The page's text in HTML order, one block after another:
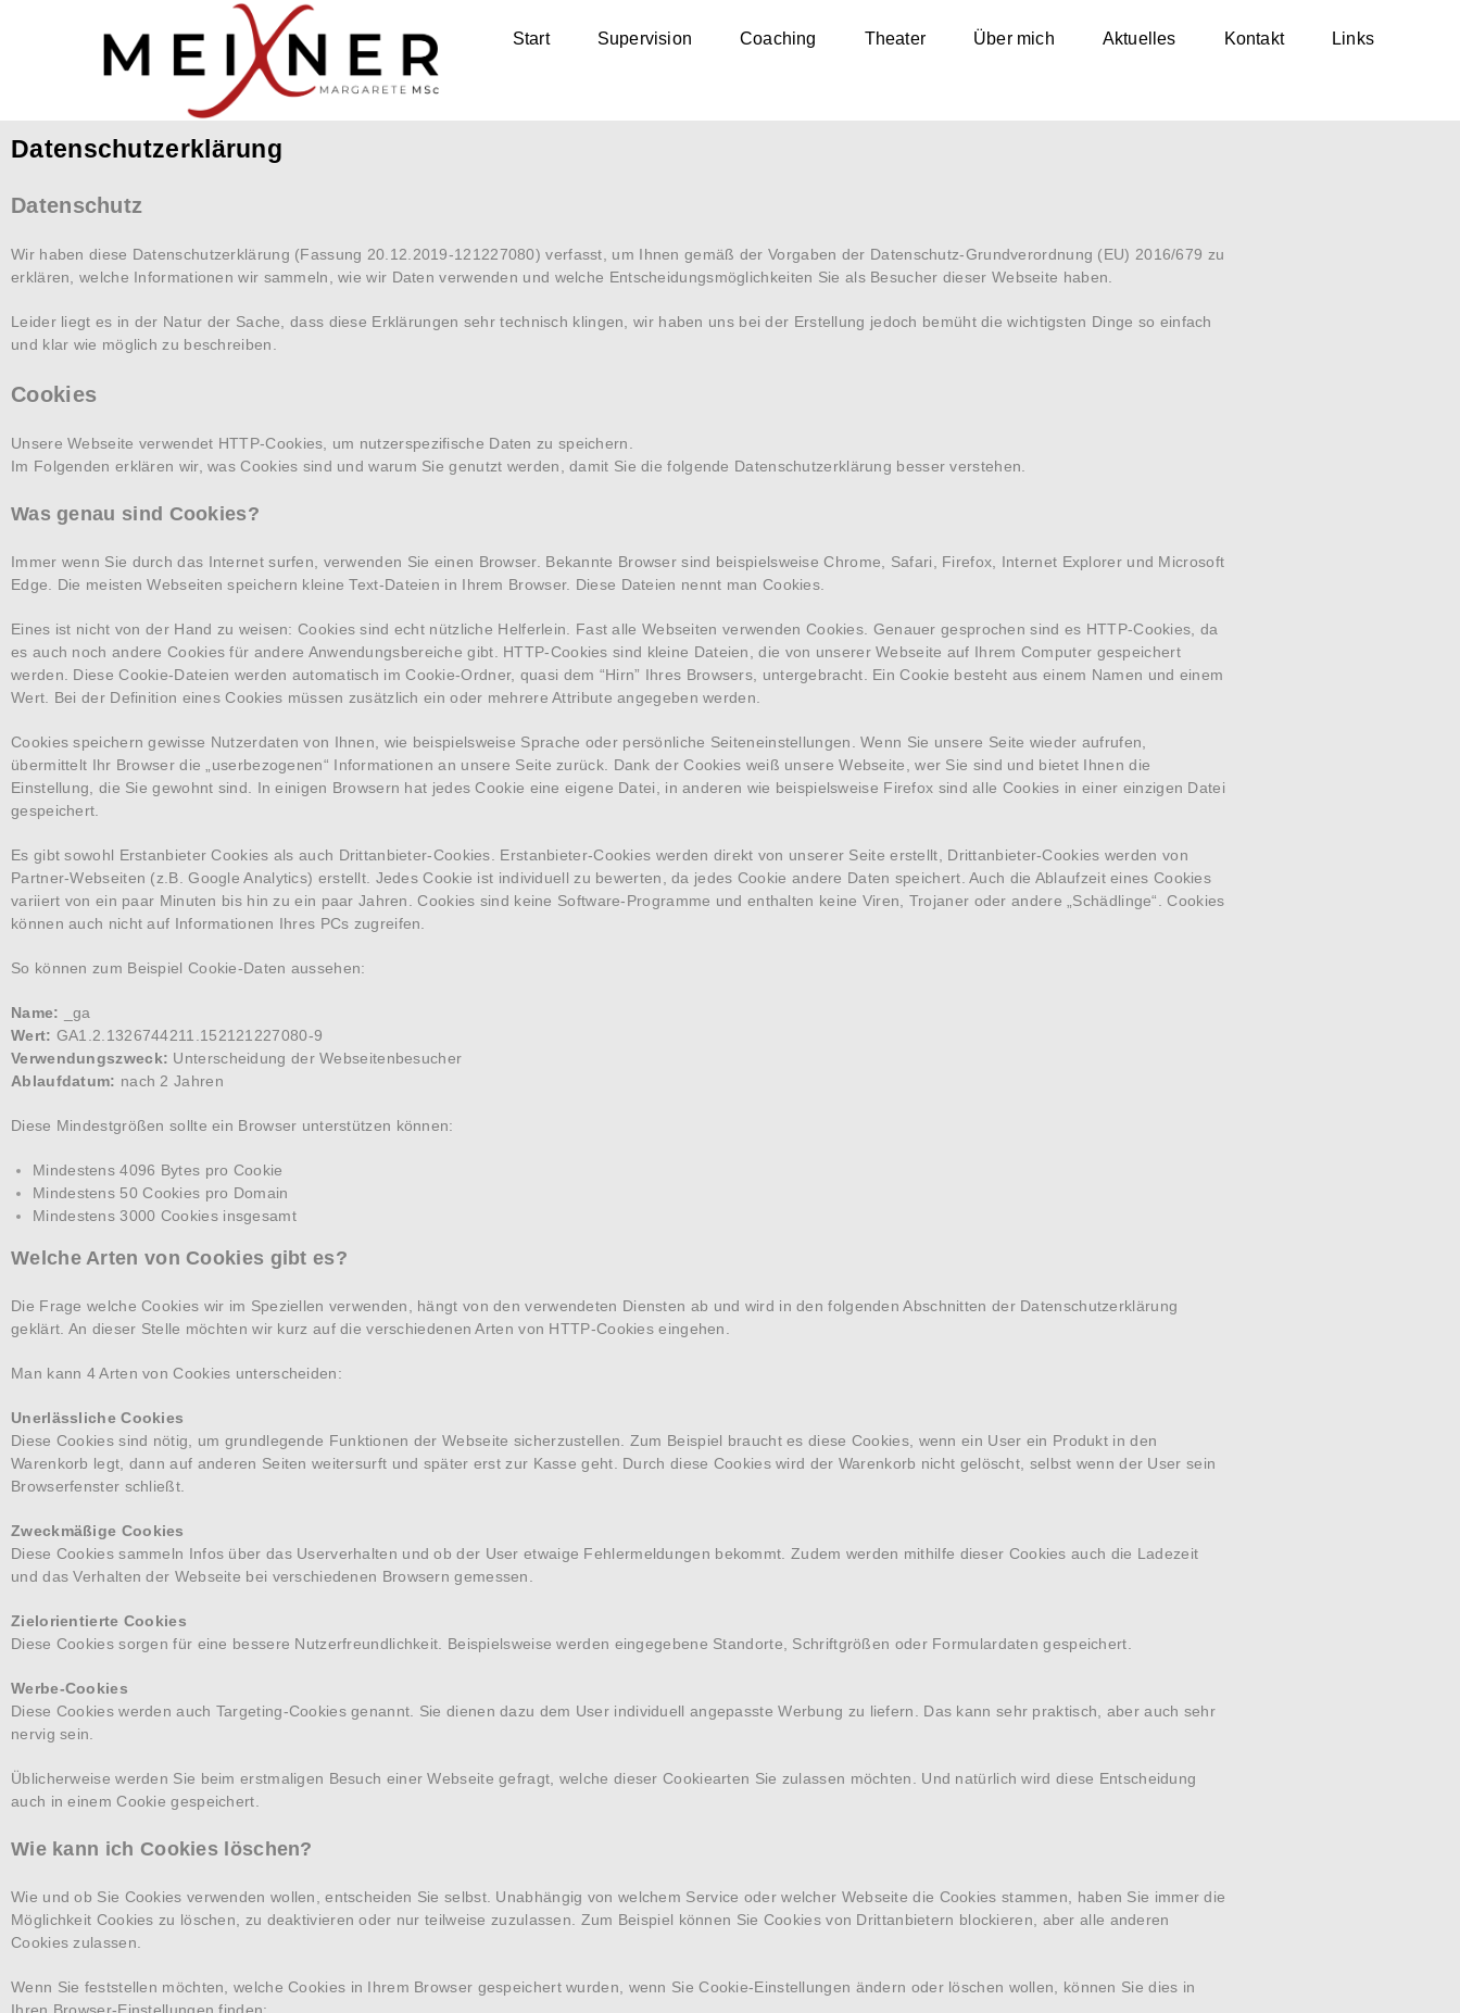
Start Supervision Coaching Theater Über mich Aktuelles Kontakt Links
Datenschutzerklärung
Datenschutz
Wir haben diese Datenschutzerklärung (Fassung 20.12.2019-121227080) verfasst, um Ihnen gemäß der Vorgaben der Datenschutz-Grundverordnung (EU) 2016/679 zu
erklären, welche Informationen wir sammeln, wie wir Daten verwenden und welche Entscheidungsmöglichkeiten Sie als Besucher dieser Webseite haben.
Leider liegt es in der Natur der Sache, dass diese Erklärungen sehr technisch klingen, wir haben uns bei der Erstellung jedoch bemüht die wichtigsten Dinge so einfach
und klar wie möglich zu beschreiben.
Cookies
Unsere Webseite verwendet HTTP-Cookies, um nutzerspezifische Daten zu speichern.
Im Folgenden erklären wir, was Cookies sind und warum Sie genutzt werden, damit Sie die folgende Datenschutzerklärung besser verstehen.
Was genau sind Cookies?
Immer wenn Sie durch das Internet surfen, verwenden Sie einen Browser. Bekannte Browser sind beispielsweise Chrome, Safari, Firefox, Internet Explorer und Microsoft
Edge. Die meisten Webseiten speichern kleine Text-Dateien in Ihrem Browser. Diese Dateien nennt man Cookies.
Eines ist nicht von der Hand zu weisen: Cookies sind echt nützliche Helferlein. Fast alle Webseiten verwenden Cookies. Genauer gesprochen sind es HTTP-Cookies, da
es auch noch andere Cookies für andere Anwendungsbereiche gibt. HTTP-Cookies sind kleine Dateien, die von unserer Webseite auf Ihrem Computer gespeichert
werden. Diese Cookie-Dateien werden automatisch im Cookie-Ordner, quasi dem “Hirn” Ihres Browsers, untergebracht. Ein Cookie besteht aus einem Namen und einem
Wert. Bei der Definition eines Cookies müssen zusätzlich ein oder mehrere Attribute angegeben werden.
Cookies speichern gewisse Nutzerdaten von Ihnen, wie beispielsweise Sprache oder persönliche Seiteneinstellungen. Wenn Sie unsere Seite wieder aufrufen,
übermittelt Ihr Browser die „userbezogenen“ Informationen an unsere Seite zurück. Dank der Cookies weiß unsere Webseite, wer Sie sind und bietet Ihnen die
Einstellung, die Sie gewohnt sind. In einigen Browsern hat jedes Cookie eine eigene Datei, in anderen wie beispielsweise Firefox sind alle Cookies in einer einzigen Datei
gespeichert.
Es gibt sowohl Erstanbieter Cookies als auch Drittanbieter-Cookies. Erstanbieter-Cookies werden direkt von unserer Seite erstellt, Drittanbieter-Cookies werden von
Partner-Webseiten (z.B. Google Analytics) erstellt. Jedes Cookie ist individuell zu bewerten, da jedes Cookie andere Daten speichert. Auch die Ablaufzeit eines Cookies
variiert von ein paar Minuten bis hin zu ein paar Jahren. Cookies sind keine Software-Programme und enthalten keine Viren, Trojaner oder andere „Schädlinge“. Cookies
können auch nicht auf Informationen Ihres PCs zugreifen.
So können zum Beispiel Cookie-Daten aussehen:
Name: _ga
Wert: GA1.2.1326744211.152121227080-9
Verwendungszweck: Unterscheidung der Webseitenbesucher
Ablaufdatum: nach 2 Jahren
Diese Mindestgrößen sollte ein Browser unterstützen können:
Mindestens 4096 Bytes pro Cookie
Mindestens 50 Cookies pro Domain
Mindestens 3000 Cookies insgesamt
Welche Arten von Cookies gibt es?
Die Frage welche Cookies wir im Speziellen verwenden, hängt von den verwendeten Diensten ab und wird in den folgenden Abschnitten der Datenschutzerklärung
geklärt. An dieser Stelle möchten wir kurz auf die verschiedenen Arten von HTTP-Cookies eingehen.
Man kann 4 Arten von Cookies unterscheiden:
Unerlässliche Cookies
Diese Cookies sind nötig, um grundlegende Funktionen der Webseite sicherzustellen. Zum Beispiel braucht es diese Cookies, wenn ein User ein Produkt in den
Warenkorb legt, dann auf anderen Seiten weitersurft und später erst zur Kasse geht. Durch diese Cookies wird der Warenkorb nicht gelöscht, selbst wenn der User sein
Browserfenster schließt.
Zweckmäßige Cookies
Diese Cookies sammeln Infos über das Userverhalten und ob der User etwaige Fehlermeldungen bekommt. Zudem werden mithilfe dieser Cookies auch die Ladezeit
und das Verhalten der Webseite bei verschiedenen Browsern gemessen.
Zielorientierte Cookies
Diese Cookies sorgen für eine bessere Nutzerfreundlichkeit. Beispielsweise werden eingegebene Standorte, Schriftgrößen oder Formulardaten gespeichert.
Werbe-Cookies
Diese Cookies werden auch Targeting-Cookies genannt. Sie dienen dazu dem User individuell angepasste Werbung zu liefern. Das kann sehr praktisch, aber auch sehr
nervig sein.
Üblicherweise werden Sie beim erstmaligen Besuch einer Webseite gefragt, welche dieser Cookiearten Sie zulassen möchten. Und natürlich wird diese Entscheidung
auch in einem Cookie gespeichert.
Wie kann ich Cookies löschen?
Wie und ob Sie Cookies verwenden wollen, entscheiden Sie selbst. Unabhängig von welchem Service oder welcher Webseite die Cookies stammen, haben Sie immer die
Möglichkeit Cookies zu löschen, zu deaktivieren oder nur teilweise zuzulassen. Zum Beispiel können Sie Cookies von Drittanbietern blockieren, aber alle anderen
Cookies zulassen.
Wenn Sie feststellen möchten, welche Cookies in Ihrem Browser gespeichert wurden, wenn Sie Cookie-Einstellungen ändern oder löschen wollen, können Sie dies in